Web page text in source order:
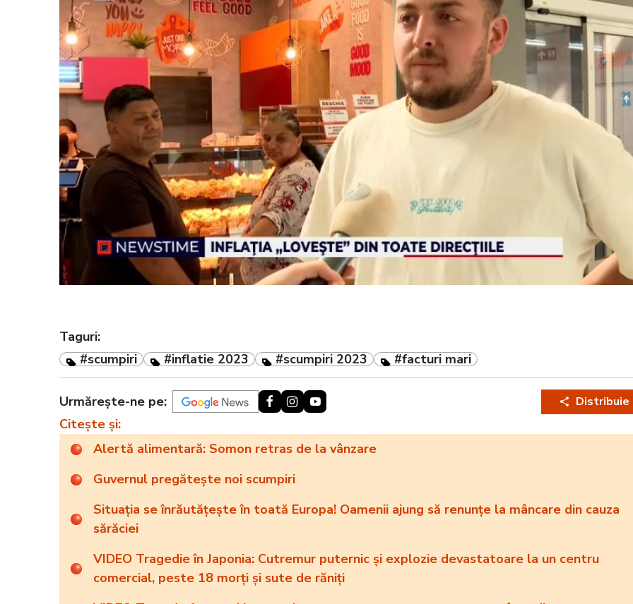
Taguri:
#scumpiri
#inflatie 2023 #scumpiri 2023 #facturi mari
Urmărește-ne pe: Distribuie
Citește și:
Alertă alimentară: Somon retras de la vânzare
Guvernul pregătește noi scumpiri
Situația se înrăutățește în toată Europa! Oamenii ajung să renunțe la mâncare din cauza
sărăciei
VIDEO Tragedie în Japonia: Cutremur puternic și explozie devastatoare la un centru
comercial, peste 18 morți și sute de răniți